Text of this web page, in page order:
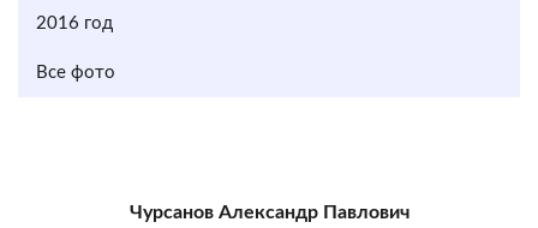
2016 год
Все фото
Чурсанов Александр Павлович